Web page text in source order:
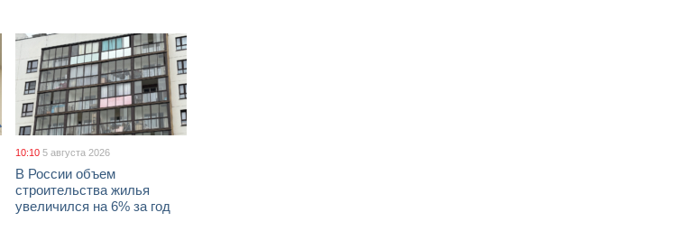
10:10 5 августа 2026
В России объем
строительства жилья
увеличился на 6% за год